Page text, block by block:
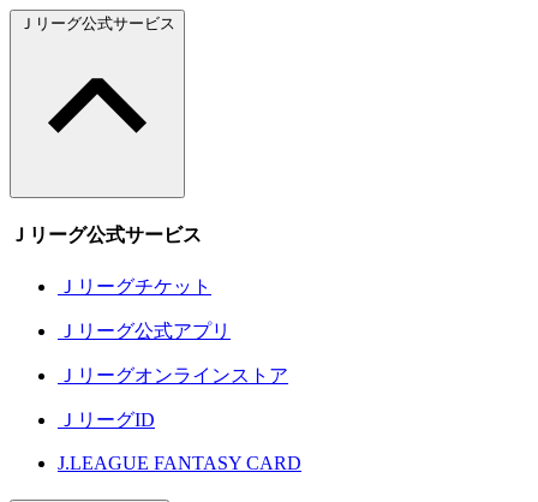
Ｊリーグ公式サービス
Ｊリーグ公式サービス
Ｊリーグチケット
Ｊリーグ公式アプリ
Ｊリーグオンラインストア
ＪリーグID
J.LEAGUE FANTASY CARD